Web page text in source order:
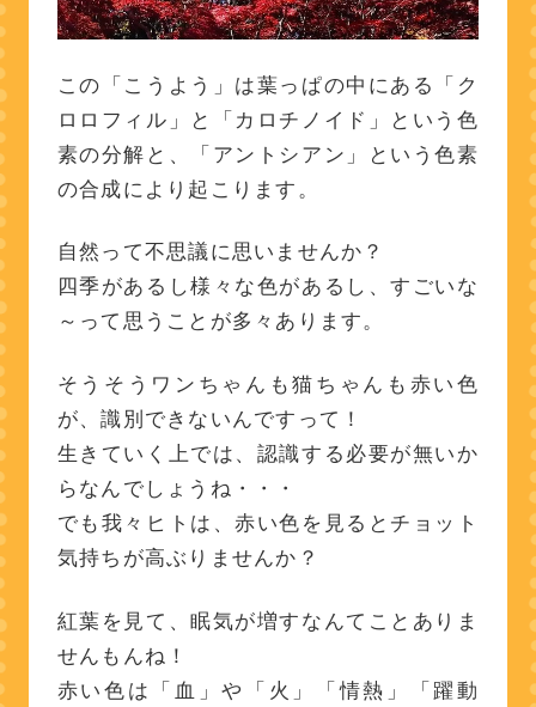
この「こうよう」は葉っぱの中にある「ク
ロロフィル」と「カロチノイド」という色
素の分解と、「アントシアン」という色素
の合成により起こります。
自然って不思議に思いませんか？
四季があるし様々な色があるし、すごいな
～って思うことが多々あります。
そうそうワンちゃんも猫ちゃんも赤い色
が、識別できないんですって！
生きていく上では、認識する必要が無いか
らなんでしょうね・・・
でも我々ヒトは、赤い色を見るとチョット
気持ちが高ぶりませんか？
紅葉を見て、眠気が増すなんてことありま
せんもんね！
赤い色は「血」や「火」「情熱」「躍動